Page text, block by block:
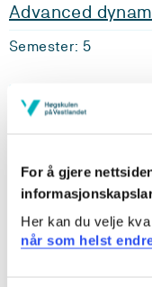
For å gjere
Her kan du velje
når som helst
Advanced
Semester: 5
MAS135
Semester: 5
MAS136